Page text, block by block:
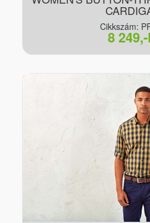
Cikkszám:
8